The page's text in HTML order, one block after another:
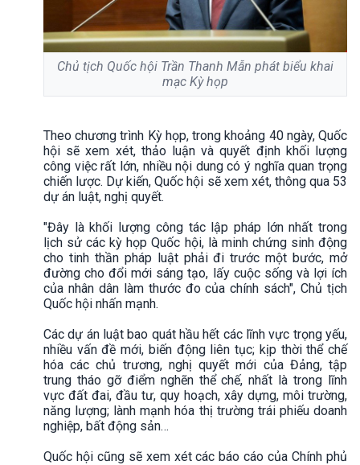
Chủ tịch Quốc hội Trần Thanh Mẫn phát biểu khai
mạc Kỳ họp
Theo chương trình Kỳ họp, trong khoảng 40 ngày, Quốc
hội sẽ xem xét, thảo luận và quyết định khối lượng
công việc rất lớn, nhiều nội dung có ý nghĩa quan trọng
chiến lược. Dự kiến, Quốc hội sẽ xem xét, thông qua 53
dự án luật, nghị quyết.
"Đây là khối lượng công tác lập pháp lớn nhất trong
lịch sử các kỳ họp Quốc hội, là minh chứng sinh động
cho tinh thần pháp luật phải đi trước một bước, mở
đường cho đổi mới sáng tạo, lấy cuộc sống và lợi ích
của nhân dân làm thước đo của chính sách", Chủ tịch
Quốc hội nhấn mạnh.
Các dự án luật bao quát hầu hết các lĩnh vực trọng yếu,
nhiều vấn đề mới, biến động liên tục; kịp thời thể chế
hóa các chủ trương, nghị quyết mới của Đảng, tập
trung tháo gỡ điểm nghẽn thể chế, nhất là trong lĩnh
vực đất đai, đầu tư, quy hoạch, xây dựng, môi trường,
năng lượng; lành mạnh hóa thị trường trái phiếu doanh
nghiệp, bất động sản…
Quốc hội cũng sẽ xem xét các báo cáo của Chính phủ